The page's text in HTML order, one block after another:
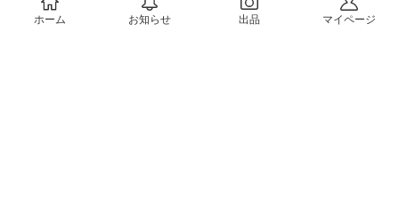
会社概要（運営会社）
ホーム お知らせ 出品 マイページ